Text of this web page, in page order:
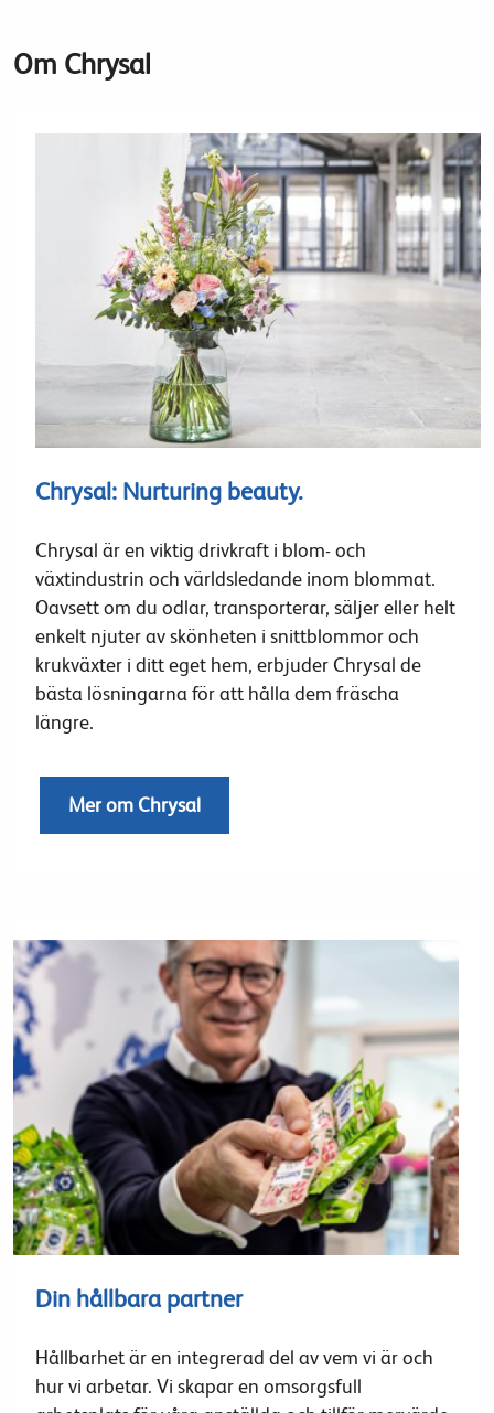
Om Chrysal
Chrysal: Nurturing beauty.
Chrysal är en viktig drivkraft i blom- och
växtindustrin och världsledande inom blommat.
Oavsett om du odlar, transporterar, säljer eller helt
enkelt njuter av skönheten i snittblommor och
krukväxter i ditt eget hem, erbjuder Chrysal de
bästa lösningarna för att hålla dem fräscha
längre.
Mer om Chrysal
Din hållbara partner
Hållbarhet är en integrerad del av vem vi är och
hur vi arbetar. Vi skapar en omsorgsfull